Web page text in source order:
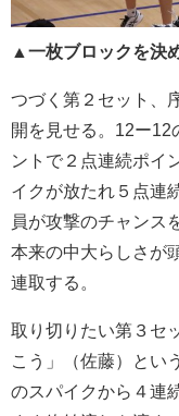
▲一枚ブロックを決
つづく第２セット、
開を見せる。12ー12
ントで２点連続ポイ
イクが放たれ５点連
員が攻撃のチャンス
本来の中大らしさが
連取する。
取り切りたい第３セ
こう」（佐藤）とい
のスパイクから４連